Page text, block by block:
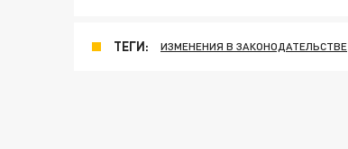
ТЕГИ: ИЗМЕНЕНИЯ В ЗАКОНОДАТЕЛЬСТВЕ